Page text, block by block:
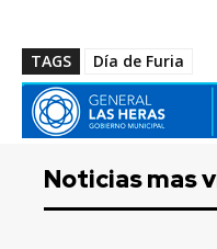
TAGS Día de Furia
Noticias mas